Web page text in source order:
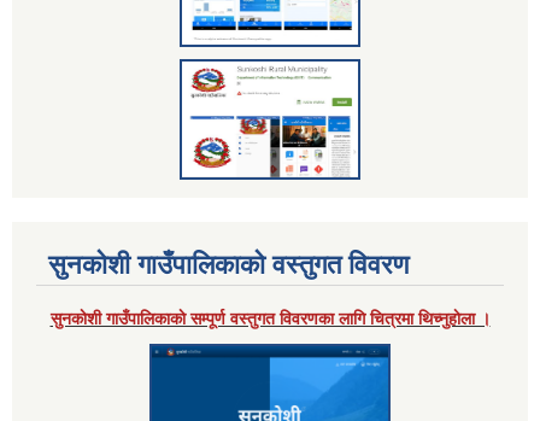
सुनकाेशी गाउँपालिकाकाे वस्तुगत विवरण
सुनकाेशी गाउँपालिकाकाे सम्पूर्ण वस्तुगत विवरणका लागि चित्रमा थिच्नुहाेला ।